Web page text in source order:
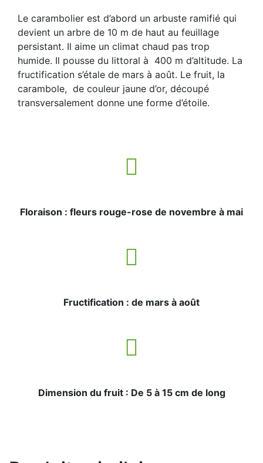
Le carambolier est d’abord un arbuste ramifié qui
devient un arbre de 10 m de haut au feuillage
persistant. Il aime un climat chaud pas trop
humide. Il pousse du littoral à 400 m d’altitude. La
fructification s’étale de mars à août. Le fruit, la
carambole, de couleur jaune d’or, découpé
transversalement donne une forme d’étoile.
Floraison : fleurs rouge-rose de novembre à mai
Fructification : de mars à août
Dimension du fruit : De 5 à 15 cm de long